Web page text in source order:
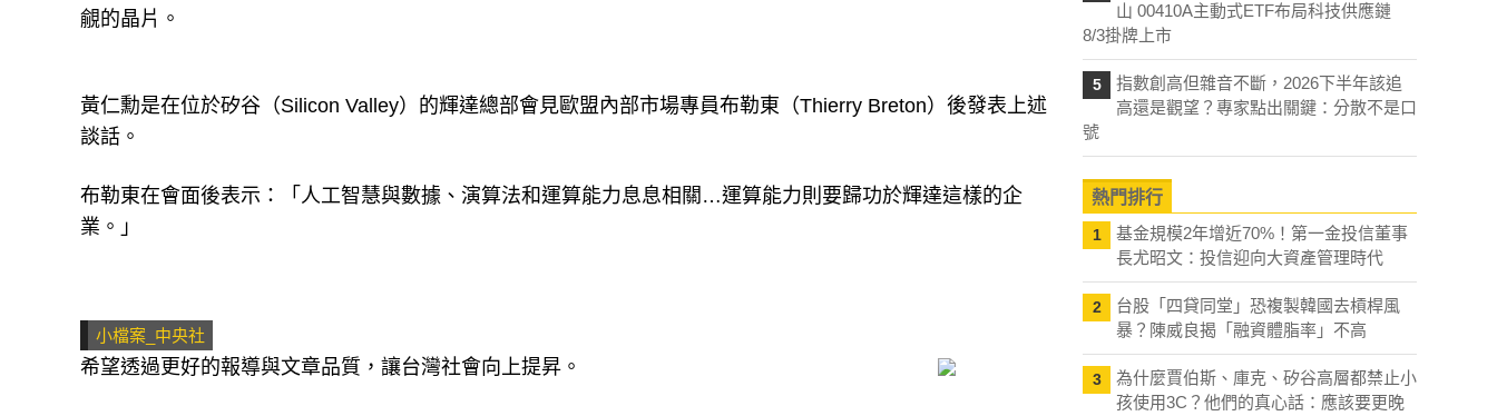
覦的晶片。
黃仁勳是在位於矽谷（Silicon Valley）的輝達總部會見歐盟內部市場專員布勒東（Thierry Breton）後發表上述
談話。
布勒東在會面後表示：「人工智慧與數據、演算法和運算能力息息相關…運算能力則要歸功於輝達這樣的企
業。」
小檔案_中央社
希望透過更好的報導與文章品質，讓台灣社會向上提昇。
山 00410A主動式ETF布局科技供應鏈
8/3掛牌上市
5
指數創高但雜音不斷，2026下半年該追
高還是觀望？專家點出關鍵：分散不是口
號
熱門排行
1
基金規模2年增近70%！第一金投信董事
長尤昭文：投信迎向大資產管理時代
2
台股「四貸同堂」恐複製韓國去槓桿風
暴？陳威良揭「融資體脂率」不高
3
為什麼賈伯斯、庫克、矽谷高層都禁止小
孩使用3C？他們的真心話：應該要更晚